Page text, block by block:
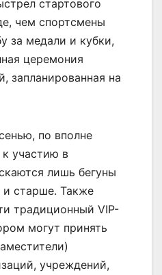
стартового
чем спортсмены
за медали и кубки,
церемония
запланированная на
по вполне
участию в
лишь бегуны
старше. Также
традиционный VIP-
могут принять
учреждений,